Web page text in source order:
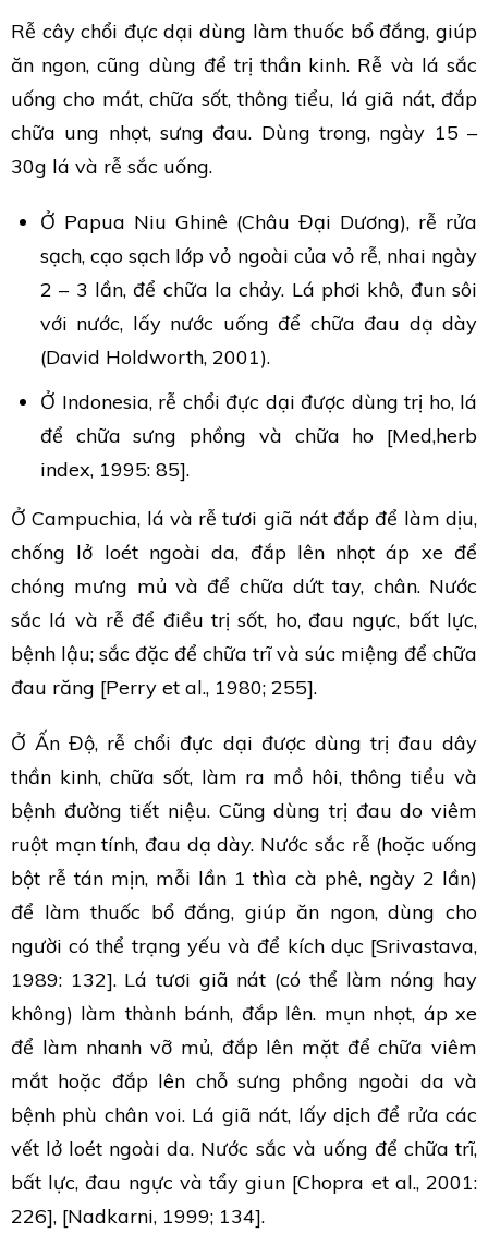
Rễ cây chổi đực dại dùng làm thuốc bổ đắng, giúp
ăn ngon, cũng dùng để trị thần kinh. Rễ và lá sắc
uống cho mát, chữa sốt, thông tiểu, lá giã nát, đắp
chữa ung nhọt, sưng đau. Dùng trong, ngày 15 –
30g lá và rễ sắc uống.
Ở Papua Niu Ghinê (Châu Đại Dương), rễ rửa
sạch, cạo sạch lớp vỏ ngoài của vỏ rễ, nhai ngày
2 – 3 lần, để chữa la chảy. Lá phơi khô, đun sôi
với nước, lấy nước uống để chữa đau dạ dày
(David Holdworth, 2001).
Ở Indonesia, rễ chổi đực dại được dùng trị ho, lá
để chữa sưng phồng và chữa ho [Med,herb
index, 1995: 85].
Ở Campuchia, lá và rễ tươi giã nát đắp để làm dịu,
chống lở loét ngoài da, đắp lên nhọt áp xe để
chóng mưng mủ và để chữa dứt tay, chân. Nước
sắc lá và rễ để điều trị sốt, ho, đau ngực, bất lực,
bệnh lậu; sắc đặc để chữa trĩ và súc miệng để chữa
đau răng [Perry et al., 1980; 255].
Ở Ấn Độ, rễ chổi đực dại được dùng trị đau dây
thần kinh, chữa sốt, làm ra mồ hôi, thông tiểu và
bệnh đường tiết niệu. Cũng dùng trị đau do viêm
ruột mạn tính, đau dạ dày. Nước sắc rễ (hoặc uống
bột rễ tán mịn, mỗi lần 1 thìa cà phê, ngày 2 lần)
để làm thuốc bổ đắng, giúp ăn ngon, dùng cho
người có thể trạng yếu và để kích dục [Srivastava,
1989: 132]. Lá tươi giã nát (có thể làm nóng hay
không) làm thành bánh, đắp lên. mụn nhọt, áp xe
để làm nhanh vỡ mủ, đắp lên mặt để chữa viêm
mắt hoặc đắp lên chỗ sưng phồng ngoài da và
bệnh phù chân voi. Lá giã nát, lấy dịch để rửa các
vết lở loét ngoài da. Nước sắc và uống để chữa trĩ,
bất lực, đau ngực và tẩy giun [Chopra et al., 2001:
226], [Nadkarni, 1999; 134].